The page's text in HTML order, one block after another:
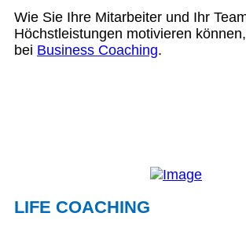
Wie Sie Ihre Mitarbeiter und Ihr
Höchstleistungen motivieren
bei Business Coaching.
LIFE COACHING